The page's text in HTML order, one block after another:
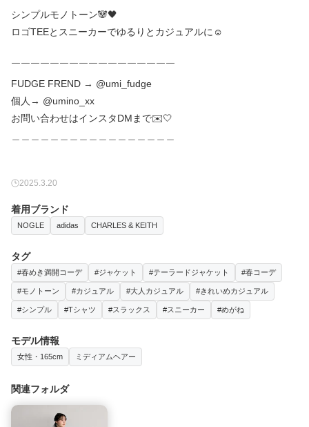
シンプルモノトーン🐼🖤
ロゴTEEとスニーカーでゆるりとカジュアルに☺︎
￣￣￣￣￣￣￣￣￣￣￣￣￣￣￣￣￣
FUDGE FREND → @umi_fudge
個人→ @umino_xx
お問い合わせはインスタDMまで✉️🤍
2025.3.20
着用ブランド
NOGLE adidas CHARLES & KEITH
タグ
#春めき満開コーデ #ジャケット #テーラードジャケット #春コーデ
#モノトーン #カジュアル #大人カジュアル #きれいめカジュアル
#シンプル #Tシャツ #スラックス #スニーカー #めがね
モデル情報
女性・165cm ミディアムヘアー
関連フォルダ